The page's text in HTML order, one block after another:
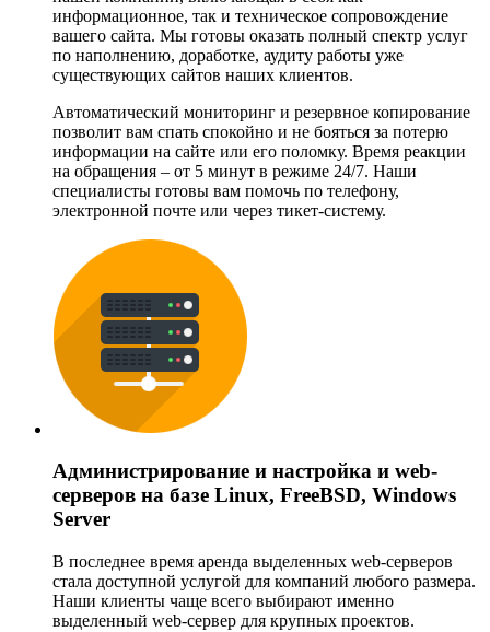
информационное, так и техническое сопровождение
вашего сайта. Мы готовы оказать полный спектр услуг
по наполнению, доработке, аудиту работы уже
существующих сайтов наших клиентов.
Автоматический мониторинг и резервное копирование
позволит вам спать спокойно и не бояться за потерю
информации на сайте или его поломку. Время реакции
на обращения – от 5 минут в режиме 24/7. Наши
специалисты готовы вам помочь по телефону,
электронной почте или через тикет-систему.
Администрирование и настройка и web-
серверов на базе Linux, FreeBSD, Windows
Server
В последнее время аренда выделенных web-серверов
стала доступной услугой для компаний любого размера.
Наши клиенты чаще всего выбирают именно
выделенный web-сервер для крупных проектов.